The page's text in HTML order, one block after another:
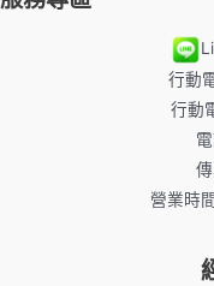
行動
行動
營業時